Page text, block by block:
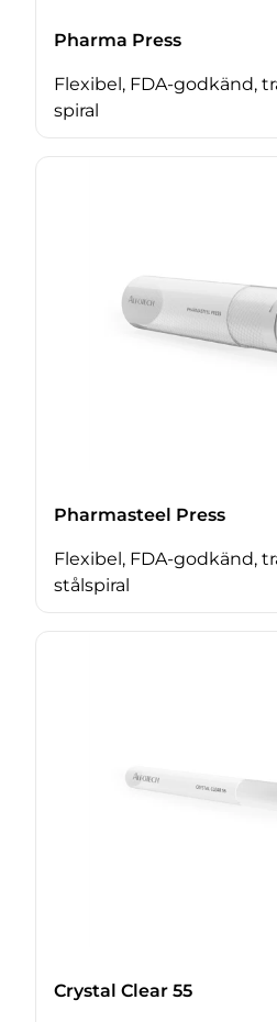
Pharma Press
Flexibel, FDA-godkänd,
spiral
Pharmasteel Press
Flexibel, FDA-godkänd,
stålspiral
Crystal Clear 55